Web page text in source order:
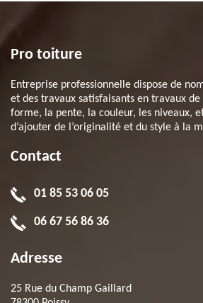
Pro toiture
Entreprise professionnelle dispose de
et des travaux satisfaisants en travaux
forme, la pente, la couleur, les niveaux,
d’ajouter de l’originalité et du style à la
Contact
01 85 53 06 05
06 67 56 86 36
Adresse
25 Rue du Champ Gaillard